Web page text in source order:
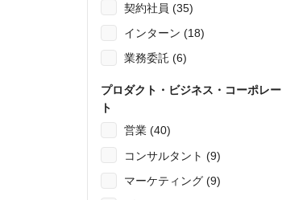
契約社員 (35)
インターン (18)
業務委託 (6)
プロダクト・ビジネス・コーポレー
ト
営業 (40)
コンサルタント (9)
マーケティング (9)